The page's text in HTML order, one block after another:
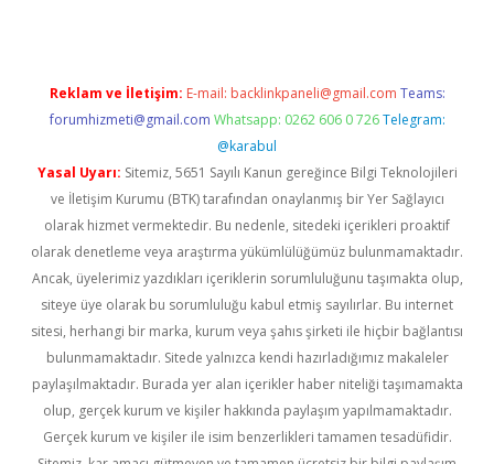
Reklam ve İletişim: E-mail: backlinkpaneli@gmail.com Teams:
forumhizmeti@gmail.com Whatsapp: 0262 606 0 726 Telegram:
@karabul
Yasal Uyarı: Sitemiz, 5651 Sayılı Kanun gereğince Bilgi Teknolojileri
ve İletişim Kurumu (BTK) tarafından onaylanmış bir Yer Sağlayıcı
olarak hizmet vermektedir. Bu nedenle, sitedeki içerikleri proaktif
olarak denetleme veya araştırma yükümlülüğümüz bulunmamaktadır.
Ancak, üyelerimiz yazdıkları içeriklerin sorumluluğunu taşımakta olup,
siteye üye olarak bu sorumluluğu kabul etmiş sayılırlar. Bu internet
sitesi, herhangi bir marka, kurum veya şahıs şirketi ile hiçbir bağlantısı
bulunmamaktadır. Sitede yalnızca kendi hazırladığımız makaleler
paylaşılmaktadır. Burada yer alan içerikler haber niteliği taşımamakta
olup, gerçek kurum ve kişiler hakkında paylaşım yapılmamaktadır.
Gerçek kurum ve kişiler ile isim benzerlikleri tamamen tesadüfidir.